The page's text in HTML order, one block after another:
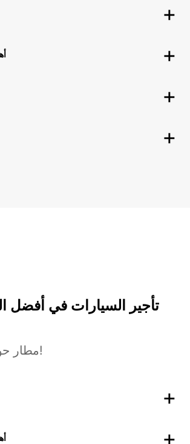
تأجير السيارات في أفضل
مطار حول العالم!